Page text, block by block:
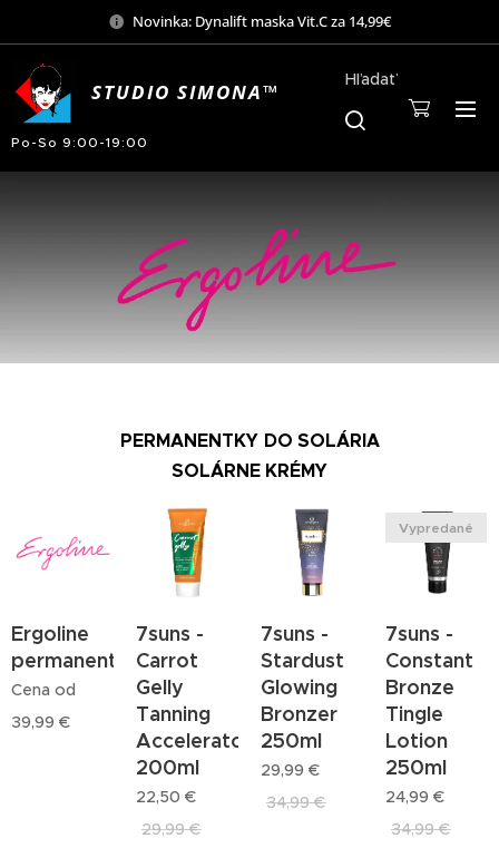
Novinka: Dynalift maska Vit.C za 14,99€
STUDIO SIMONA™
Po-So 9:00-19:00
Hľadať
PERMANENTKY DO SOLÁRIA
SOLÁRNE KRÉMY
Ergoline
permanentka
Cena od
39,99 €
7suns -
Carrot
Gelly
Tanning
Accelerator
200ml
22,50 €
29,99€
7suns -
Stardust
Glowing
Bronzer
250ml
29,99 €
34,99€
7suns -
Constant
Bronze
Tingle
Lotion
250ml
Vypredané
24,99 €
34,99€